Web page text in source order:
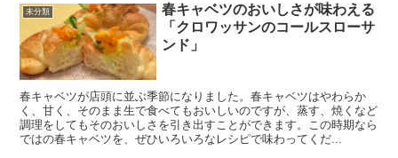
未分類
春キャベツのおいしさが味わえる
「クロワッサンのコールスローサ
ンド」
春キャベツが店頭に並ぶ季節になりました。春キャベツはやわらか
く、甘く、そのまま生で食べてもおいしいのですが、蒸す、焼くなど
調理をしてもそのおいしさを引き出すことができます。この時期なら
ではの春キャベツを、ぜひいろいろなレシピで味わってくだ...